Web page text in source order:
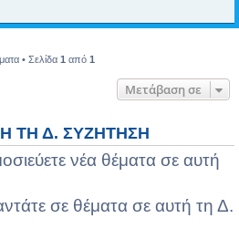
• Σελίδα 1 από 1
Μετάβαση σε
ΤΗ Δ. ΣΥΖΉΤΗΣΗ
νέα θέματα σε αυτή
σε θέματα σε αυτή τη Δ.